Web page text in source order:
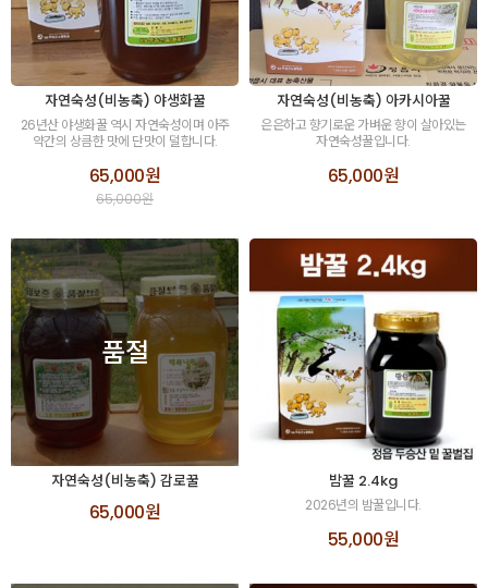
자연숙성(비농축) 야생화꿀
26년산 야생화꿀 역시 자연숙성이며 아주
약간의 상큼한 맛에 단맛이 덜합니다.
65,000원
65,000원
자연숙성(비농축) 아카시아꿀
은은하고 향기로운 가벼운 향이 살아있는
자연숙성꿀입니다.
65,000원
품절
자연숙성(비농축) 감로꿀
65,000원
밤꿀 2.4kg
2026년의 밤꿀입니다.
55,000원